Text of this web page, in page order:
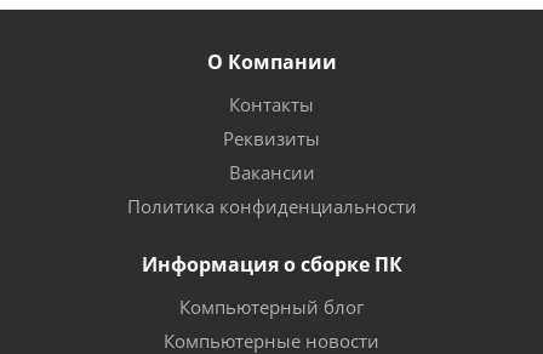
О Компании
Контакты
Реквизиты
Вакансии
Политика конфиденциальности
Информация о сборке ПК
Компьютерный блог
Компьютерные новости